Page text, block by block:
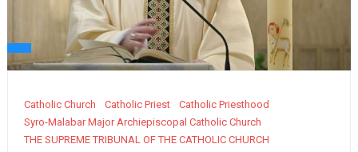
Catholic Church Catholic Priest
Catholic Priesthood
Syro-Malabar Major Archiepiscopal Catholic Church
THE SUPREME TRIBUNAL OF THE CATHOLIC CHURCH